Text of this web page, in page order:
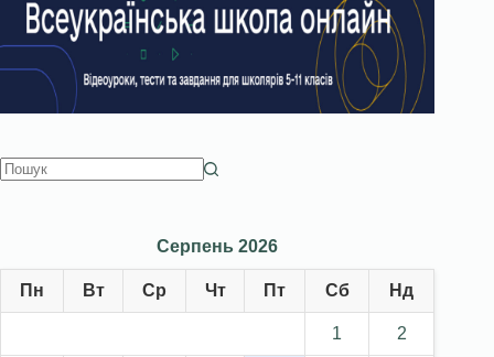
Серпень 2026
Пн Вт Ср Чт Пт Сб Нд
1 2